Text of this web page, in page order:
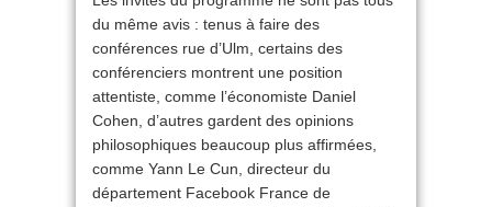
du même avis : tenus à faire des
conférences rue d’Ulm, certains des
conférenciers montrent une position
attentiste, comme l’économiste Daniel
Cohen, d’autres gardent des opinions
philosophiques beaucoup plus affirmées,
comme Yann Le Cun, directeur du
département Facebook France de